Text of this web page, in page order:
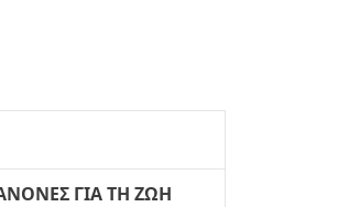
ΓΙΑ ΤΗ ΖΩΗ